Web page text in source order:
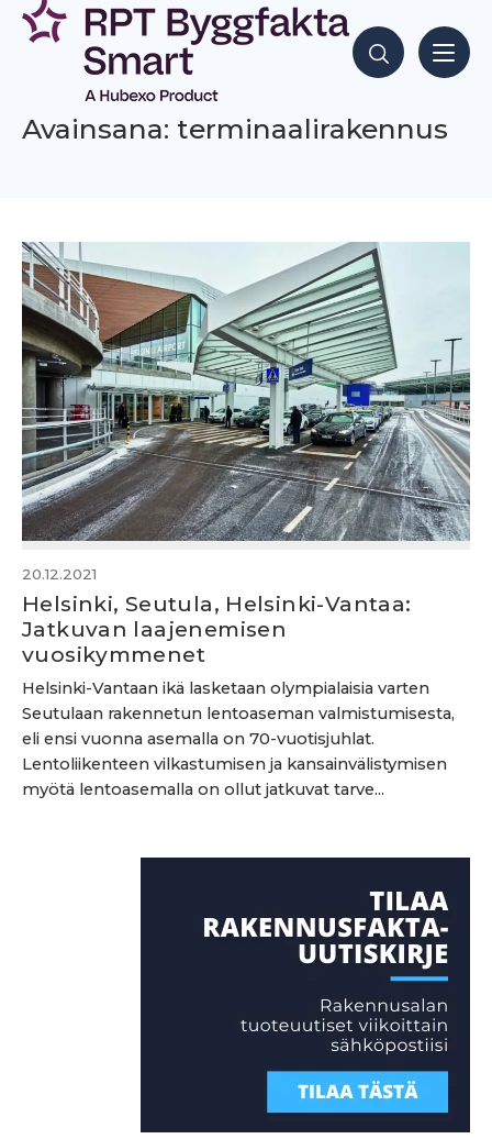
Siirry
sisältöön
Hae sisältöjä
Avainsana: terminaalirakennus
20.12.2021
Helsinki, Seutula, Helsinki-Vantaa:
Jatkuvan laajenemisen
vuosikymmenet
Helsinki-Vantaan ikä lasketaan olympialaisia varten
Seutulaan rakennetun lentoaseman valmistumisesta,
eli ensi vuonna asemalla on 70-vuotisjuhlat.
Lentoliikenteen vilkastumisen ja kansainvälistymisen
myötä lentoasemalla on ollut jatkuvat tarve...